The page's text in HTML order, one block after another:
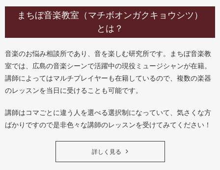
まちぼ音楽教室（マチボオンガクキョウシツ）
とは？
音楽のお悩み相談所であり、音を楽しむ研究所です。まちぼ音楽教
室では、広島の音楽シーンで活躍中の現役ミュージシャンが在籍。
講師によってはマルチプレイヤーも在籍しているので、複数の楽器
のレッスンを当日に受けることも可能です。
講師はコマごとに違う人を選べる選択制になっていて、気さくな方
ばかりですので是非色々な講師のレッスンを受けてみてください！
詳しく見る